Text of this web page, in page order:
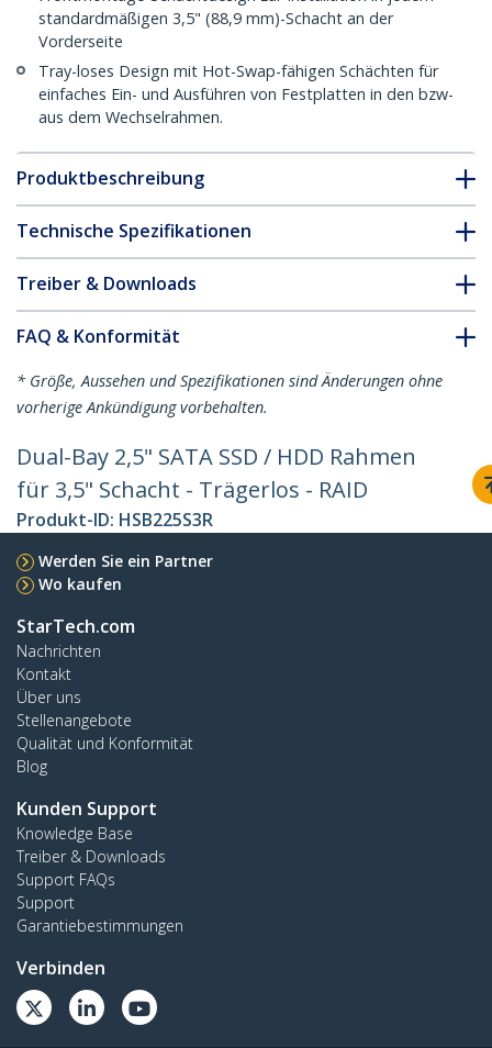
standardmäßigen 3,5" (88,9 mm)-Schacht an der
Vorderseite
Tray-loses Design mit Hot-Swap-fähigen Schächten für
einfaches Ein- und Ausführen von Festplatten in den bzw-
aus dem Wechselrahmen.
Produktbeschreibung
Technische Spezifikationen
Treiber & Downloads
FAQ & Konformität
* Größe, Aussehen und Spezifikationen sind Änderungen ohne
vorherige Ankündigung vorbehalten.
Dual-Bay 2,5" SATA SSD / HDD Rahmen
für 3,5" Schacht - Trägerlos - RAID
Produkt-ID: HSB225S3R
Werden Sie ein Partner
Wo kaufen
StarTech.com
Nachrichten
Kontakt
Über uns
Stellenangebote
Qualität und Konformität
Blog
Kunden Support
Knowledge Base
Treiber & Downloads
Support FAQs
Support
Garantiebestimmungen
Verbinden